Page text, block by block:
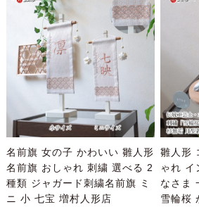
名前旗 女の子 かわいい 雛人形
名前旗 おしゃれ 刺繍 選べる 2
種類 ジャガード刺繍名前旗 ミ
ニ 小 七宝 増村人形店
雛人形
ゃれ イ
なさま
雪輪桜